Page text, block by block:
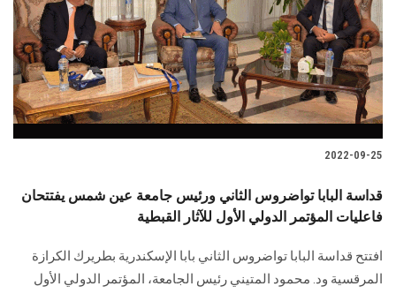
الطلاب
هيئة التدريس
الدراسات العليا
الزائـرون
2022-09-25
قداسة البابا تواضروس الثاني ورئيس جامعة عين شمس يفتتحان
فاعليات المؤتمر الدولي الأول للآثار القبطية
افتتح قداسة البابا تواضروس الثاني بابا الإسكندرية بطريرك الكرازة
المرقسية ود. محمود المتيني رئيس الجامعة، المؤتمر الدولي الأول